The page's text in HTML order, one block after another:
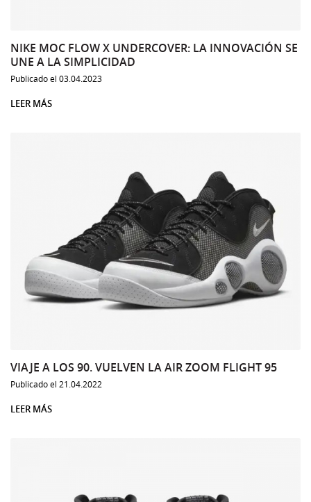
NIKE MOC FLOW X UNDERCOVER: LA INNOVACIÓN SE
UNE A LA SIMPLICIDAD
Publicado el 03.04.2023
LEER MÁS
VIAJE A LOS 90. VUELVEN LA AIR ZOOM FLIGHT 95
Publicado el 21.04.2022
LEER MÁS